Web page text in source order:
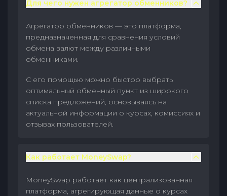
Для чего нужен агрегатор обменников?
Агрегатор обменников — это платформа,
предназначенная для сравнения условий
обмена валют между различными
обменниками.
С его помощью можно быстро выбрать
оптимальный обменный пункт из широкого
списка предложений, основываясь на
актуальной информации о курсах, комиссиях и
отзывах пользователей.
Как работает MoneySwap?
MoneySwap работает как централизованная
платформа, агрегирующая данные о курсах